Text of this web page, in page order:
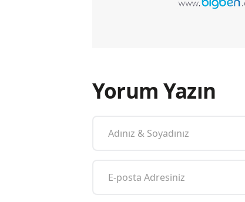
Yorum Yazın